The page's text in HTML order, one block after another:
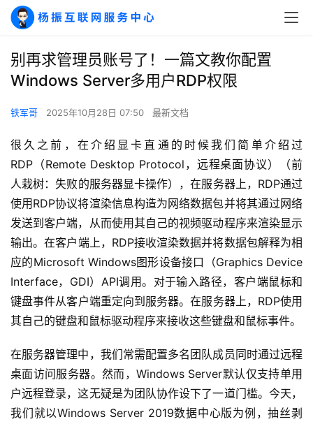
别再求管理员账号了！一篇文教你配置
Windows Server多用户RDP权限
铁军哥 2025年10月28日 07:50 最新文档
很久之前，在介绍显卡直通的时候我们简单介绍过
RDP（Remote Desktop Protocol，远程桌面协议）（前
人栽树：失败的服务器显卡操作），在服务器上，RDP通过
使用RDP协议将渲染信息构造为网络数据包并将其通过网络
发送到客户端，从而使用其自己的视频驱动程序来渲染显示
输出。在客户端上，RDP接收渲染数据并将数据包解释为相
应的Microsoft Windows图形设备接口（Graphics Device
Interface，GDI）API调用。对于输入路径，客户端鼠标和
键盘事件从客户端重定向到服务器。在服务器上，RDP使用
其自己的键盘和鼠标驱动程序来接收这些键盘和鼠标事件。
在服务器管理中，我们常需配置多名团队成员同时通过远程
桌面访问服务器。然而，Windows Server默认仅支持单用
户远程登录，这无疑是为团队协作设下了一道门槛。今天，
我们就以Windows Server 2019数据中心版为例，抽丝剥